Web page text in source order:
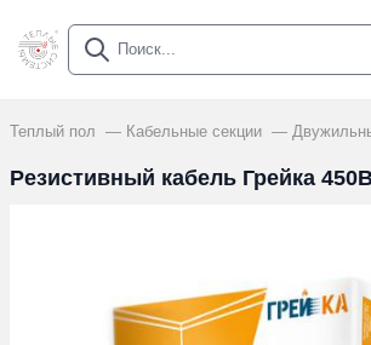
Теплый пол Кабельные секции
Резистивный кабель Грейка